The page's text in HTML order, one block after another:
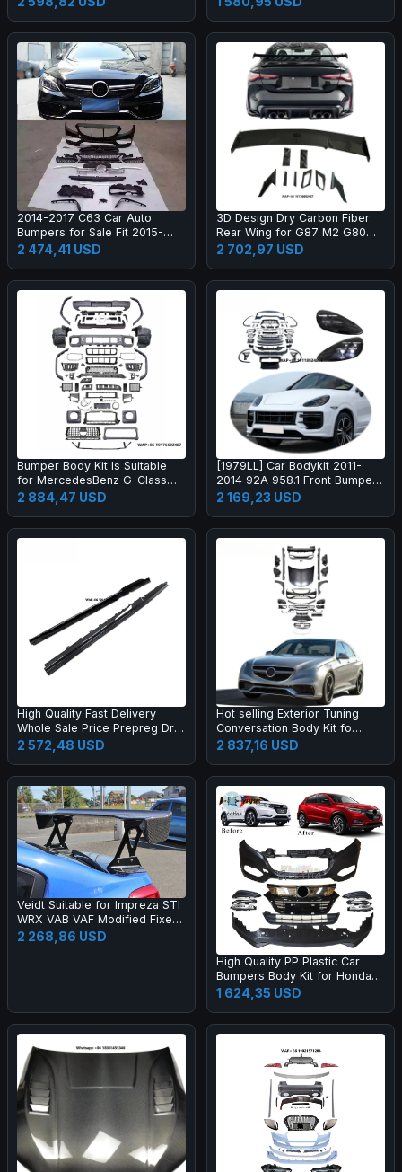
2014-2017 C63 Car Auto
Bumpers for Sale Fit 2015-
2017 New C Class W205 C180
C200l C260l
2 474,41 USD
3D Design Dry Carbon Fiber
Rear Wing for G87 M2 G80
M3 G82 M4 Dry Carbon Fiber
Rear Spoiler High Quality
2 702,97 USD
Bumper Body Kit Is Suitable
for MercedesBenz G-Class
W464 to W465 G63 OLD to
2 884,47 USD
[1979LL] Car Bodykit 2011-
2014 92A 958.1 Front Bumper
Upgrade to 2024 2025 Turbo
GT Style Body Kit for Cayenne
2 169,23 USD
High Quality Fast Delivery
Whole Sale Price Prepreg Dry
Carbon Fiber Performance
Side Skirts for R8 2019-2023
2 572,48 USD
Hot selling Exterior Tuning
Conversation Body Kit fo
2009-2012 Auto Parts Car
2 837,16 USD
Veidt Suitable for Impreza STI
WRX VAB VAF Modified Fixed
Wing EUR Model Carbon Fiber
GT Large Spoiler
2 268,86 USD
High Quality PP Plastic Car
Bumpers Body Kit for Honda
2015 HRV Vezel Upgrade 20
1 624,35 USD